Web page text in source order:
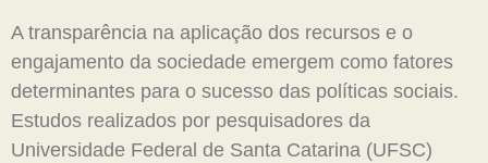
A transparência na aplicação dos recursos e o
engajamento da sociedade emergem como fatores
determinantes para o sucesso das políticas sociais.
Estudos realizados por pesquisadores da
Universidade Federal de Santa Catarina (UFSC)